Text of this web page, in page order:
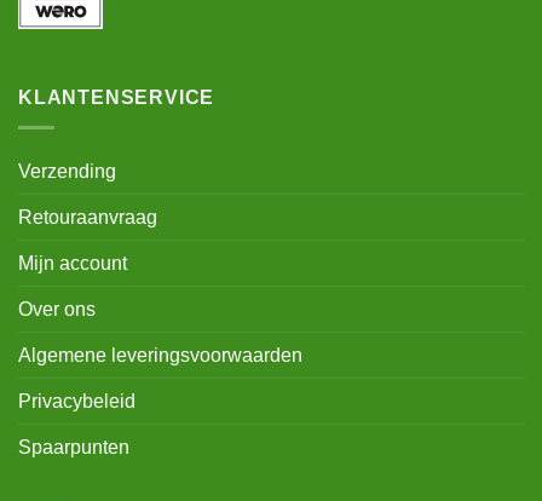
KLANTENSERVICE
Verzending
Retouraanvraag
Mijn account
Over ons
Algemene leveringsvoorwaarden
Privacybeleid
Spaarpunten